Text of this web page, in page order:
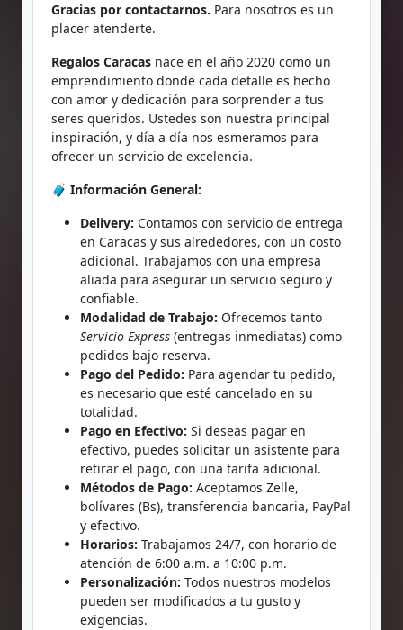
Gracias por contactarnos. Para nosotros es un
placer atenderte.
Regalos Caracas nace en el año 2020 como un
emprendimiento donde cada detalle es hecho
con amor y dedicación para sorprender a tus
seres queridos. Ustedes son nuestra principal
inspiración, y día a día nos esmeramos para
ofrecer un servicio de excelencia.
🧳 Información General:
Delivery: Contamos con servicio de entrega
en Caracas y sus alrededores, con un costo
adicional. Trabajamos con una empresa
aliada para asegurar un servicio seguro y
confiable.
Modalidad de Trabajo: Ofrecemos tanto
Servicio Express (entregas inmediatas) como
pedidos bajo reserva.
Pago del Pedido: Para agendar tu pedido,
es necesario que esté cancelado en su
totalidad.
Pago en Efectivo: Si deseas pagar en
efectivo, puedes solicitar un asistente para
retirar el pago, con una tarifa adicional.
Métodos de Pago: Aceptamos Zelle,
bolívares (Bs), transferencia bancaria, PayPal
y efectivo.
Horarios: Trabajamos 24/7, con horario de
atención de 6:00 a.m. a 10:00 p.m.
Personalización: Todos nuestros modelos
pueden ser modificados a tu gusto y
exigencias.